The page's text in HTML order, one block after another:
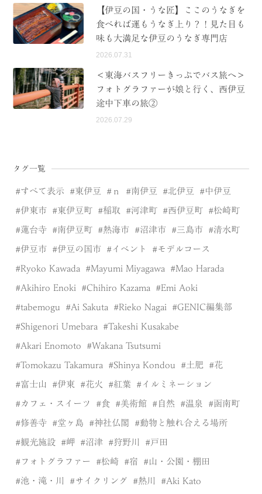
【伊豆の国・うな匠】ここのうなぎを
食べれば運もうなぎ上り？！見た目も
味も大満足な伊豆のうなぎ専門店
2026.07.31
＜東海バスフリーきっぷでバス旅へ＞
フォトグラファーが娘と行く、西伊豆
途中下車の旅②
2026.07.29
タグ一覧
すべて表示 東伊豆 ｎ 南伊豆 北伊豆 中伊豆
伊東市 東伊豆町 稲取 河津町 西伊豆町 松崎町
蓮台寺 南伊豆町 熱海市 沼津市 三島市 清水町
伊豆市 伊豆の国市 イベント モデルコース
Ryoko Kawada Mayumi Miyagawa Mao Harada
Akihiro Enoki Chihiro Kazama Emi Aoki
tabemogu Ai Sakuta Rieko Nagai GENIC編集部
Shigenori Umebara Takeshi Kusakabe
Akari Enomoto Wakana Tsutsumi
Tomokazu Takamura Shinya Kondou 土肥 花
富士山 伊東 花火 紅葉 イルミネーション
カフェ・スイーツ 食 美術館 自然 温泉 函南町
修善寺 堂ヶ島 神社仏閣 動物と触れ合える場所
観光施設 岬 沼津 狩野川 戸田
フォトグラファー 松崎 宿 山・公園・棚田
池・滝・川 サイクリング 熱川 Aki Kato